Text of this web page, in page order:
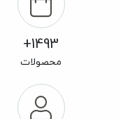
1493+
محصولات